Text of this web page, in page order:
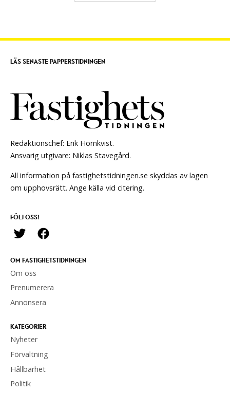
Redaktionschef: Erik Hörnkvist.
Ansvarig utgivare: Niklas Stavegård.
All information på fastighetstidningen.se skyddas av lagen
om upphovsrätt. Ange källa vid citering.
FÖLJ OSS!
OM FASTIGHETSTIDNINGEN
Om oss
Prenumerera
Annonsera
KATEGORIER
Nyheter
Förvaltning
Hållbarhet
Politik
LÄS SENASTE PAPPERSTIDNINGEN